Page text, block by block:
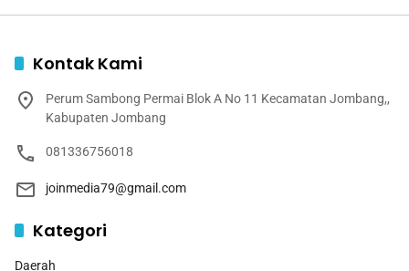
Kontak Kami
Perum Sambong Permai Blok A No 11 Kecamatan Jombang,,
Kabupaten Jombang
081336756018
joinmedia79@gmail.com
Kategori
Daerah